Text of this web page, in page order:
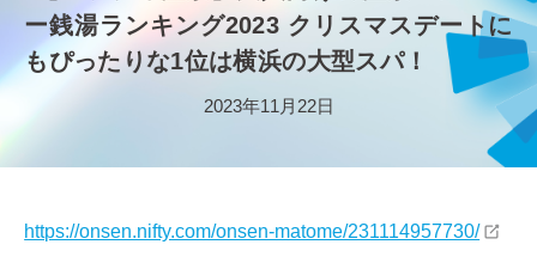
ー銭湯ランキング2023 クリスマスデートに
もぴったりな1位は横浜の大型スパ！
2023年11月22日
https://onsen.nifty.com/onsen-matome/231114957730/